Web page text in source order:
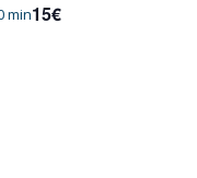
min15€